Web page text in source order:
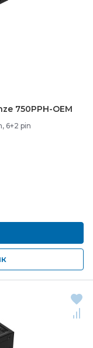
750PPH-OEM
6+2 pin